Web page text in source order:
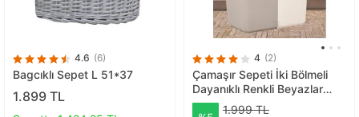
4.6 (6)
Bagcıklı Sepet L 51*37
1.899 TL
4 (2)
Çamaşır Sepeti İki Bölmeli
Dayanıklı Renkli Beyazlar
Sepeti Gri Krem 80 Lt
1.999 TL